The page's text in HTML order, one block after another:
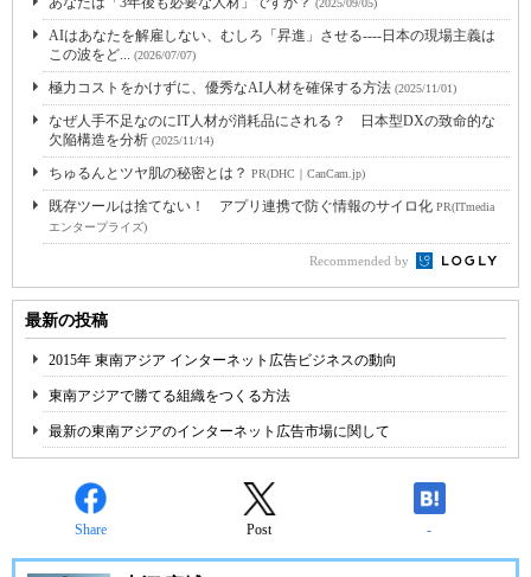
(2025/09/05)
AIはあなたを解雇しない、むしろ「昇進」させる----日本の現場主義は
この波をど... (2026/07/07)
極力コストをかけずに、優秀なAI人材を確保する方法 (2025/11/01)
なぜ人手不足なのにIT人材が消耗品にされる？ 日本型DXの致命的な
欠陥構造を分析 (2025/11/14)
ちゅるんとツヤ肌の秘密とは？ PR(DHC｜CanCam.jp)
既存ツールは捨てない！ アプリ連携で防ぐ情報のサイロ化 PR(ITmedia
エンタープライズ)
Recommended by
最新の投稿
2015年 東南アジア インターネット広告ビジネスの動向
東南アジアで勝てる組織をつくる方法
最新の東南アジアのインターネット広告市場に関して
Share Post -